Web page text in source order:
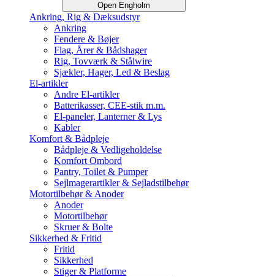
Open Engholm
Ankring, Rig & Dæksudstyr
Ankring
Fendere & Bøjer
Flag, Årer & Bådshager
Rig, Tovværk & Stålwire
Sjækler, Hager, Led & Beslag
El-artikler
Andre El-artikler
Batterikasser, CEE-stik m.m.
El-paneler, Lanterner & Lys
Kabler
Komfort & Bådpleje
Bådpleje & Vedligeholdelse
Komfort Ombord
Pantry, Toilet & Pumper
Sejlmagerartikler & Sejladstilbehør
Motortilbehør & Anoder
Anoder
Motortilbehør
Skruer & Bolte
Sikkerhed & Fritid
Fritid
Sikkerhed
Stiger & Platforme